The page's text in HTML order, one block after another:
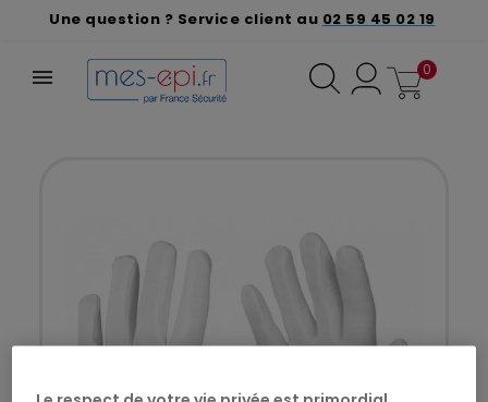
Une question ? Service client au 02 59 45 02 19
0